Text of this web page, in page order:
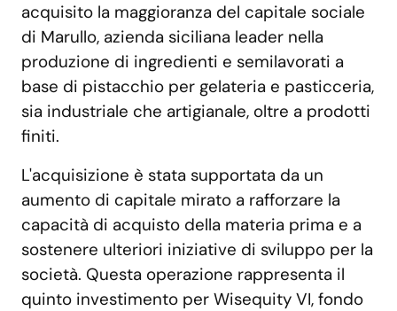
acquisito la maggioranza del capitale sociale
di Marullo, azienda siciliana leader nella
produzione di ingredienti e semilavorati a
base di pistacchio per gelateria e pasticceria,
sia industriale che artigianale, oltre a prodotti
finiti.
L'acquisizione è stata supportata da un
aumento di capitale mirato a rafforzare la
capacità di acquisto della materia prima e a
sostenere ulteriori iniziative di sviluppo per la
società. Questa operazione rappresenta il
quinto investimento per Wisequity VI, fondo